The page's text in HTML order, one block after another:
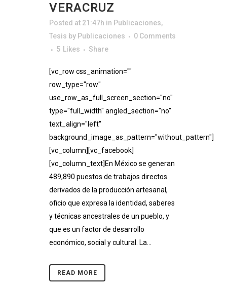
VERACRUZ
Posted at 21:47h in Publicaciones,
Tesis by Publicaciones
0 Comments
5 Likes Share
[vc_row css_animation=""
row_type="row"
use_row_as_full_screen_section="no"
type="full_width" angled_section="no"
text_align="left"
background_image_as_pattern="without_pattern"]
[vc_column][vc_facebook]
[vc_column_text]En México se generan
489,890 puestos de trabajos directos
derivados de la producción artesanal,
oficio que expresa la identidad, saberes
y técnicas ancestrales de un pueblo, y
que es un factor de desarrollo
económico, social y cultural. La...
READ MORE